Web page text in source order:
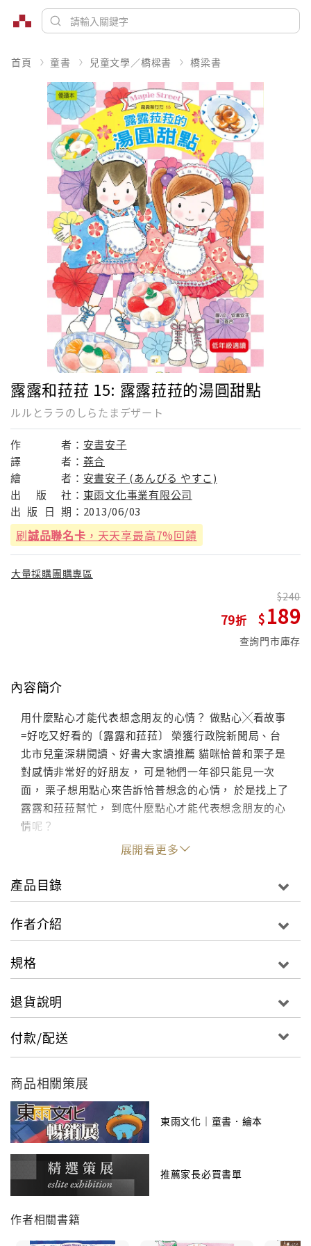
首頁 童書 兒童文學／橋樑書 橋梁書
露露和菈菈 15: 露露菈菈的湯圓甜點
ルルとララのしらたまデザート
作 者： 安晝安子
譯
者： 蕘合
繪
者： 安晝安子 (あんびる やすこ)
出
版 社： 東雨文化事業有限公司
出 版 日 期： 2013/06/03
刷誠品聯名卡 ，天天享最高7%回饋
大量採購團購專區
79
240
189
查詢門市庫存
內容簡介
用什麼點心才能代表想念朋友的心情？ 做點心╳看故事
=好吃又好看的〔露露和菈菈〕 榮獲行政院新聞局、台
北市兒童深耕閱讀、好書大家讀推薦 貓咪恰普和栗子是
對感情非常好的好朋友， 可是牠們一年卻只能見一次
面， 栗子想用點心來告訴恰普想念的心情， 於是找上了
露露和菈菈幫忙， 到底什麼點心才能代表想念朋友的心
情呢？
展開看更多
產品目錄
作者介紹
規格
退貨說明
付款/配送
商品相關策展
東雨文化｜童書．繪本
推薦家長必買書單
作者相關書籍